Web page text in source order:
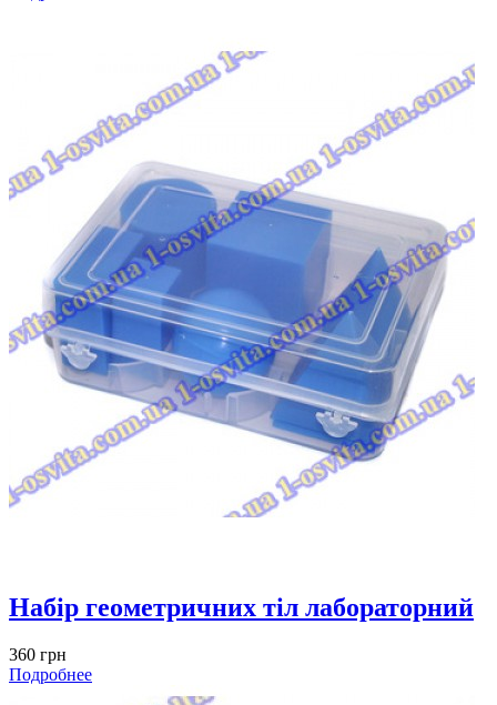
Набір геометричних тіл лабораторний
360 грн
Подробнее